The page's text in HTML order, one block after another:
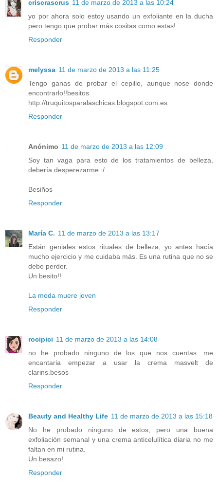
criscrascrus 11 de marzo de 2013 a las 10:24
yo por ahora solo estoy usando un exfoliante en la ducha
pero tengo que probar más cositas como estas!
Responder
melyssa 11 de marzo de 2013 a las 11:25
Tengo ganas de probar el cepillo, aunque nose donde
encontrarlo!!besitos
http://truquitosparalaschicas.blogspot.com.es
Responder
Anónimo 11 de marzo de 2013 a las 12:09
Soy tan vaga para esto de los tratamientos de belleza,
debería desperezarme :/
Besiños
Responder
María C. 11 de marzo de 2013 a las 13:17
Están geniales estos rituales de belleza, yo antes hacía
mucho ejercicio y me cuidaba más. Es una rutina que no se
debe perder.
Un besito!!
La moda muere joven
Responder
rocipici 11 de marzo de 2013 a las 14:08
no he probado ninguno de los que nos cuentas. me
encantaria empezar a usar la crema masvelt de
clarins.besos
Responder
Beauty and Healthy Life 11 de marzo de 2013 a las 15:18
No he probado ninguno de estos, pero una buena
exfoliación semanal y una crema anticelulítica diaria no me
faltan en mi rutina.
Un besazo!
Responder